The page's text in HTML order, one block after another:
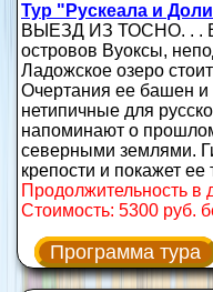
Тур "Рускеала и
ВЫЕЗД ИЗ ТОСНО. . . В
островов Вуоксы,
Ладожское озеро
Очертания ее башен и
нетипичные для
напоминают о
северными землями.
крепости и покажет ее
Продолжительность в
Стоимость: 5300 руб.
Программа тура